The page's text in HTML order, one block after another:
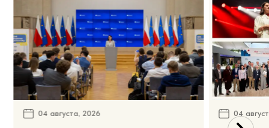
04 августа, 2026 04